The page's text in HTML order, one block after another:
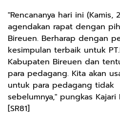
"Rencananya hari ini (Kamis,
agendakan rapat dengan
Bireuen. Berharap dengan
kesimpulan terbaik untuk
Kabupaten Bireuen dan
para pedagang. Kita akan
untuk para pedagang tidak
sebelumnya," pungkas Kajari
[SR81]